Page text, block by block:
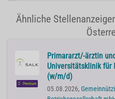
Ähnliche
Premium
Primararzt/-ärztin
Universitätsklinik für
(w/m/d)
05.08.2026,